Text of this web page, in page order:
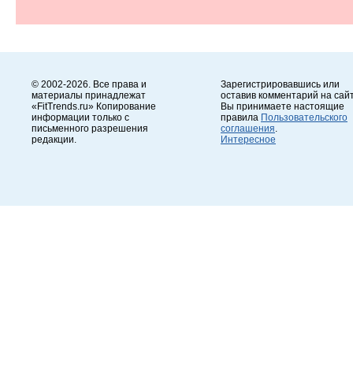
© 2002-2026. Все права и
материалы принадлежат
«FitTrends.ru» Копирование
информации только с
письменного разрешения
редакции.
Зарегистрировавшись или
оставив комментарий на
Вы принимаете настоящие
правила Пользовательского
соглашения
Интересное